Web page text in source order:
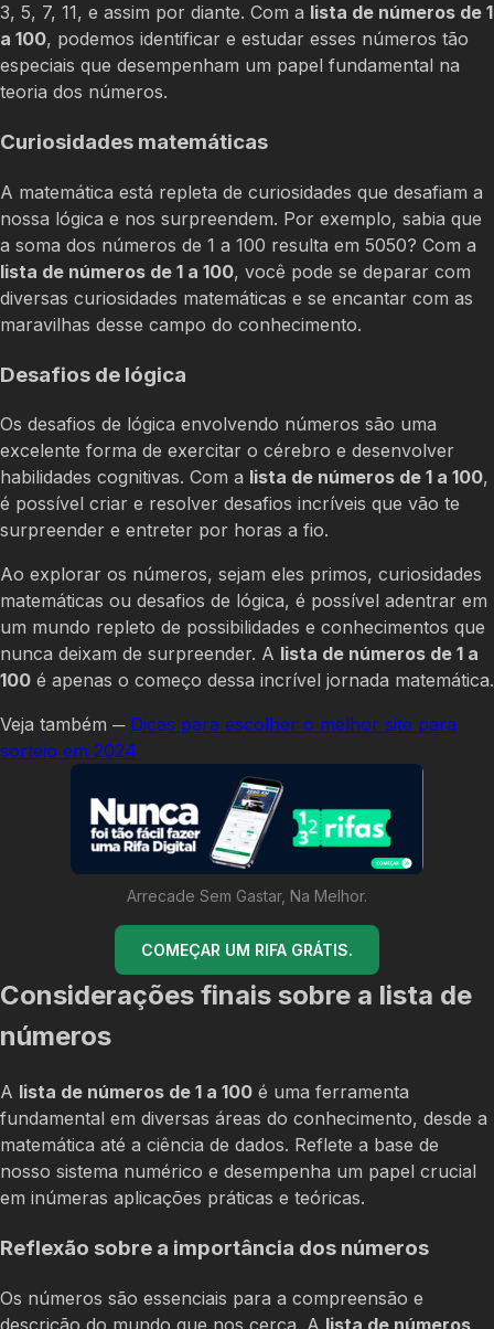
3, 5, 7, 11, e assim por diante. Com a lista de números de 1
a 100, podemos identificar e estudar esses números tão
especiais que desempenham um papel fundamental na
teoria dos números.
Curiosidades matemáticas
A matemática está repleta de curiosidades que desafiam a
nossa lógica e nos surpreendem. Por exemplo, sabia que
a soma dos números de 1 a 100 resulta em 5050? Com a
lista de números de 1 a 100, você pode se deparar com
diversas curiosidades matemáticas e se encantar com as
maravilhas desse campo do conhecimento.
Desafios de lógica
Os desafios de lógica envolvendo números são uma
excelente forma de exercitar o cérebro e desenvolver
habilidades cognitivas. Com a lista de números de 1 a 100,
é possível criar e resolver desafios incríveis que vão te
surpreender e entreter por horas a fio.
Ao explorar os números, sejam eles primos, curiosidades
matemáticas ou desafios de lógica, é possível adentrar em
um mundo repleto de possibilidades e conhecimentos que
nunca deixam de surpreender. A lista de números de 1 a
100 é apenas o começo dessa incrível jornada matemática.
Veja também ─ Dicas para escolher o melhor site para
sorteio em 2024
Arrecade Sem Gastar, Na Melhor.
COMEÇAR UM RIFA GRÁTIS.
Considerações finais sobre a lista de
números
A lista de números de 1 a 100 é uma ferramenta
fundamental em diversas áreas do conhecimento, desde a
matemática até a ciência de dados. Reflete a base de
nosso sistema numérico e desempenha um papel crucial
em inúmeras aplicações práticas e teóricas.
Reflexão sobre a importância dos números
Os números são essenciais para a compreensão e
descrição do mundo que nos cerca. A lista de números